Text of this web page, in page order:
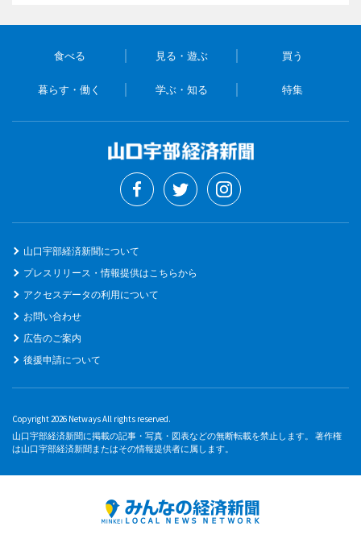
食べる 見る・遊ぶ 買う
暮らす・働く 学ぶ・知る 特集
山口宇部経済新聞について
プレスリリース・情報提供はこちらから
アクセスデータの利用について
お問い合わせ
広告のご案内
後援申請について
Copyright 2026 Netways All rights reserved.
山口宇部経済新聞に掲載の記事・写真・図表などの無断転載を禁止します。 著作権
は山口宇部経済新聞またはその情報提供者に属します。